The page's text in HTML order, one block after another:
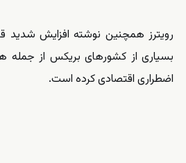
رویترز همچنین نوشته افزایش شدید
بسیاری از کشورهای بریکس از جمله
اضطراری اقتصادی کرده است.